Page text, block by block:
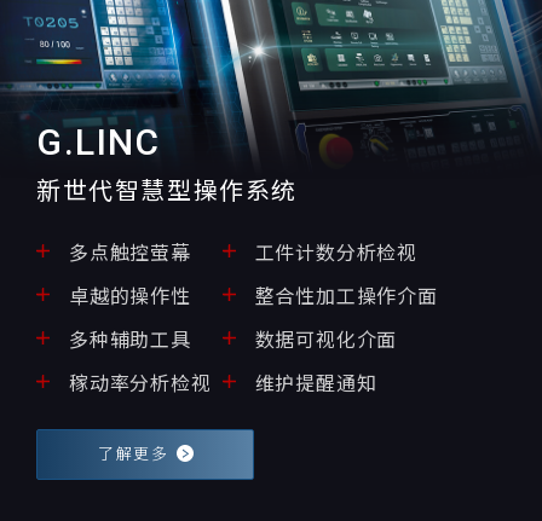
G.LINC
新世代智慧型操作系统
多点触控萤幕
卓越的操作性
多种辅助工具
稼动率分析检视
工件计数分析检视
整合性加工操作介面
数据可视化介面
维护提醒通知
了解更多